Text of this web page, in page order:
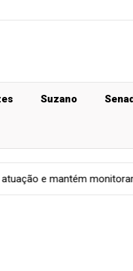
Suzano
Geral